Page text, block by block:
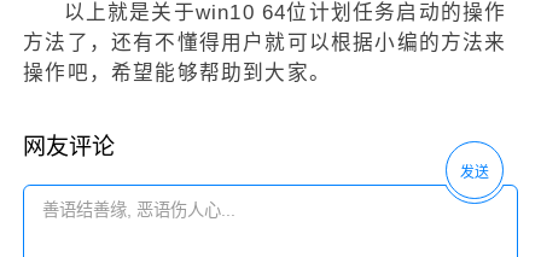
以上就是关于win10 64位计划任务启动的操作
方法了，还有不懂得用户就可以根据小编的方法来
操作吧，希望能够帮助到大家。
网友评论
发送